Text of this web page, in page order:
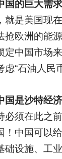
的巨大需求
就是美国现
抢欧洲的能
定中国市场
“石油人民
是沙特经
必须在此之
！中国可以
础设施、工